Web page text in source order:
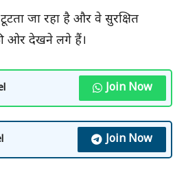
जा रहा है और वे सुरक्षित
ओर देखने लगे हैं।
Join Now
Join Now